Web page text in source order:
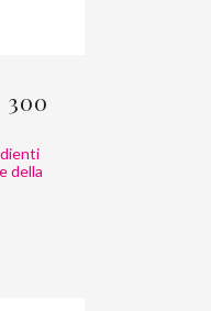
della